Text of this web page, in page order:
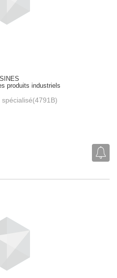
produits industriels